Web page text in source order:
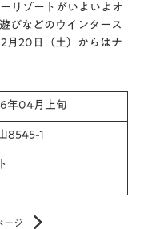
リゾートがいよいよオ
びなどのウインタース
月20日（土）からはナ
年04月上旬
8545-1
ージ